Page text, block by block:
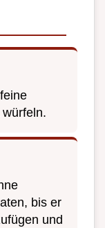
bis er
und